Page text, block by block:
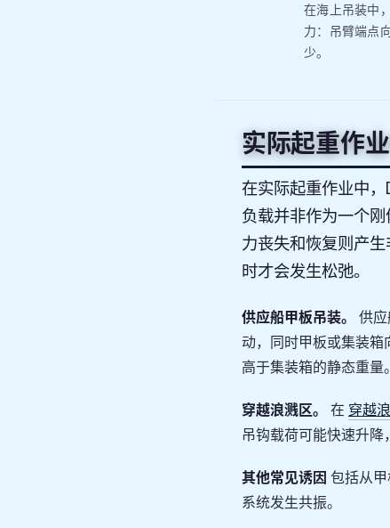
在海上吊装中
力：吊臂端点
少。
实际起重作
在实际起重作业中
负载并非作为一个
力丧失和恢复则产
时才会发生松弛。
供应船甲板吊装。
供
动，同时甲板或集装
高于集装箱的静态重量。
穿越浪溅区。 在 穿越
吊钩载荷可能快速升降
其他常见诱因 包括从
系统发生共振。